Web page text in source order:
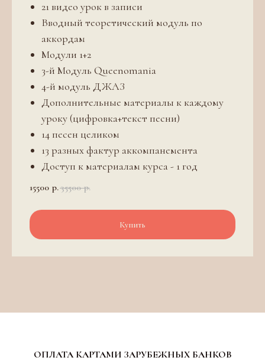
21 видео урок в записи
Вводный теоретический модуль по
аккордам
Модули 1+2
3-й Модуль Queenomania
4-й модуль ДЖАЗ
Дополнительные материалы к каждому
уроку (цифровка+текст песни)
14 песен целиком
13 разных фактур аккомпанемента
Доступ к материалам курса - 1 год
15500 р.35500 р.
Купить
ОПЛАТА КАРТАМИ ЗАРУБЕЖНЫХ БАНКОВ